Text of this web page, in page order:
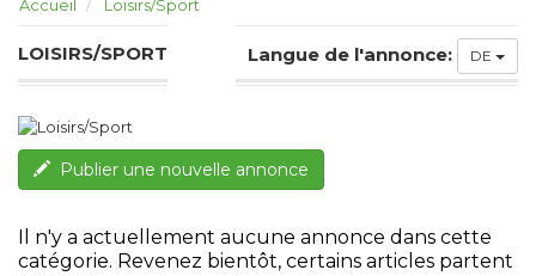
Accueil Loisirs/Sport
LOISIRS/SPORT Langue de l'annonce: DE
Publier une nouvelle annonce
Il n'y a actuellement aucune annonce dans cette
catégorie. Revenez bientôt, certains articles partent